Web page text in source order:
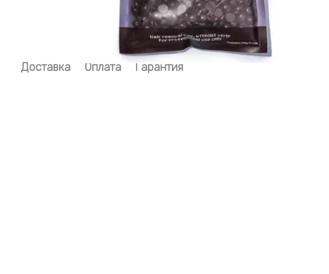
Доставка Оплата Гарантия